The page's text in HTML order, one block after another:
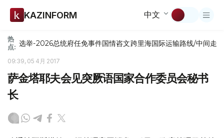
KAZINFORM 中文
热
点: 选举-2026总统府任免事件国情咨文跨里海国际运输路线/中间走廊
09:39, 05 4月 2017
萨金塔耶夫会见突厥语国家合作委员会秘书
长